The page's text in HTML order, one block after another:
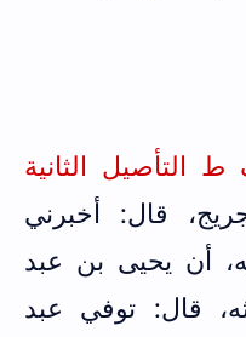
التأصيل الثانية
قال: أخبرني
أن يحيى بن عبد
قال: توفي عبد